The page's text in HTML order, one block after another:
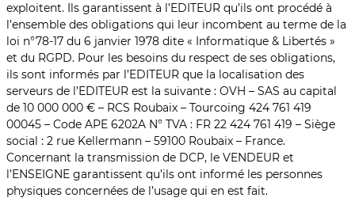
exploitent. Ils garantissent à l’EDITEUR qu’ils ont procédé à
l’ensemble des obligations qui leur incombent au terme de la
loi n°78-17 du 6 janvier 1978 dite « Informatique & Libertés »
et du RGPD. Pour les besoins du respect de ses obligations,
ils sont informés par l’EDITEUR que la localisation des
serveurs de l’EDITEUR est la suivante : OVH – SAS au capital
de 10 000 000 € – RCS Roubaix – Tourcoing 424 761 419
00045 – Code APE 6202A N° TVA : FR 22 424 761 419 – Siège
social : 2 rue Kellermann – 59100 Roubaix – France.
Concernant la transmission de DCP, le VENDEUR et
l’ENSEIGNE garantissent qu’ils ont informé les personnes
physiques concernées de l’usage qui en est fait.